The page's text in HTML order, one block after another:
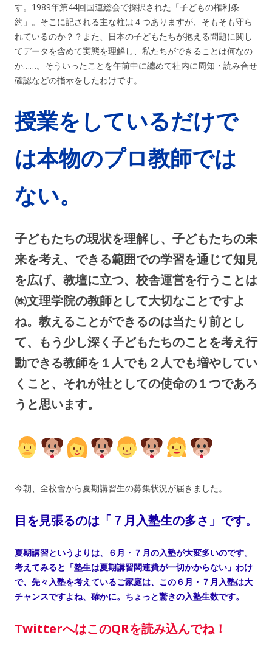
す。1989年第44回国連総会で採択された「子どもの権利条
約」。そこに記される主な柱は４つありますが、そもそも守ら
れているのか？？また、日本の子どもたちが抱える問題に関し
てデータを含めて実態を理解し、私たちができることは何なの
か……。そういったことを午前中に纏めて社内に周知・読み合せ
確認などの指示をしたわけです。
授業をしているだけで
は本物のプロ教師では
ない。
子どもたちの現状を理解し、子どもたちの未
来を考え、できる範囲での学習を通じて知見
を広げ、教壇に立つ、校舎運営を行うことは
㈱文理学院の教師として大切なことですよ
ね。教えることができるのは当たり前とし
て、もう少し深く子どもたちのことを考え行
動できる教師を１人でも２人でも増やしてい
くこと、それが社としての使命の１つであろ
うと思います。
今朝、全校舎から夏期講習生の募集状況が届きました。
目を見張るのは「７月入塾生の多さ」です。
夏期講習というよりは、６月・７月の入塾が大変多いのです。
考えてみると「塾生は夏期講習関連費が一切かからない」わけ
で、先々入塾を考えているご家庭は、この６月・７月入塾は大
チャンスですよね、確かに。ちょっと驚きの入塾生数です。
TwitterへはこのQRを読み込んでね！